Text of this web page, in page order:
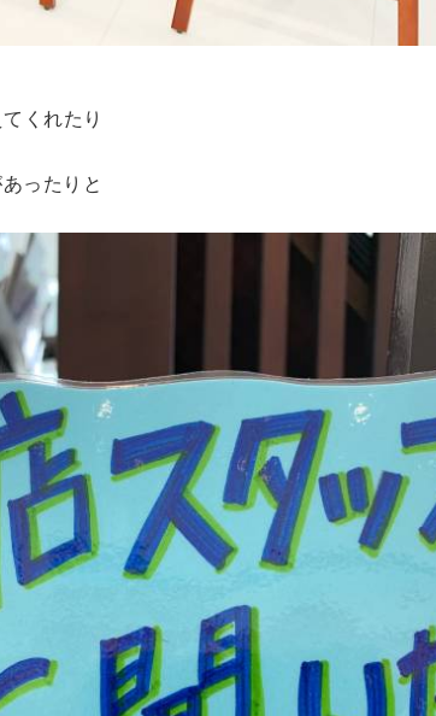
くれたり
ったりと